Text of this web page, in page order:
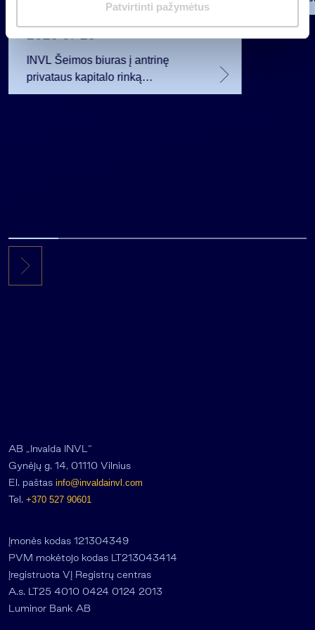
s
Patvirtinti pažymėtus
2026 07 28
INVL Šeimos biuras į antrinę
privataus kapitalo rinką
investuojantį fondą pritraukė 17,4
12
planavo
AB „Invalda INVL“
Gynėjų g. 14, 01110 Vilnius
El. paštas info@invaldainvl.com
Tel. +370 527 90601
Įmonės kodas 121304349
PVM mokėtojo kodas LT213043414
Įregistruota VĮ Registrų centras
A.s. LT25 4010 0424 0124 2013
Luminor Bank AB